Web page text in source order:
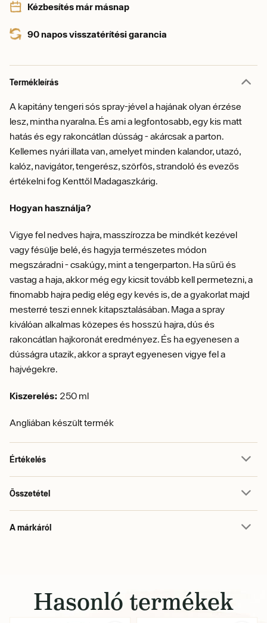
Kézbesítés már másnap
90 napos visszatérítési garancia
Termékleírás
A kapitány tengeri sós spray-jével a hajának olyan érzése
lesz, mintha nyaralna. És ami a legfontosabb, egy kis matt
hatás és egy rakoncátlan dússág - akárcsak a parton.
Kellemes nyári illata van, amelyet minden kalandor, utazó,
kalóz, navigátor, tengerész, szörfös, strandoló és evezős
értékelni fog Kenttől Madagaszkárig.
Hogyan használja?
Vigye fel nedves hajra, masszírozza be mindkét kezével
vagy fésülje belé, és hagyja természetes módon
megszáradni - csakúgy, mint a tengerparton. Ha sűrű és
vastag a haja, akkor még egy kicsit tovább kell permetezni, a
finomabb hajra pedig elég egy kevés is, de a gyakorlat majd
mesterré teszi ennek kitapsztalásában. Maga a spray
kiválóan alkalmas közepes és hosszú hajra, dús és
rakoncátlan hajkoronát eredményez. És ha egyenesen a
dússágra utazik, akkor a sprayt egyenesen vigye fel a
hajvégekre.
Kiszerelés: 250 ml
Angliában készült termék
Értékelés
Összetétel
A márkáról
Hasonló termékek